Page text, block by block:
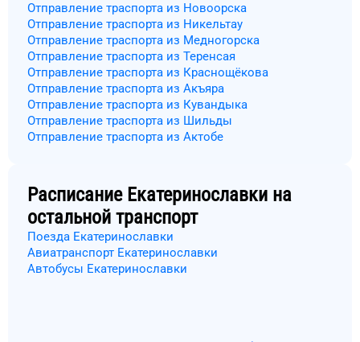
Отправление траспорта из Новоорска
Отправление траспорта из Никельтау
Отправление траспорта из Медногорска
Отправление траспорта из Теренсая
Отправление траспорта из Краснощёкова
Отправление траспорта из Акъяра
Отправление траспорта из Кувандыка
Отправление траспорта из Шильды
Отправление траспорта из Актобе
Расписание Екатеринославки на
остальной транспорт
Поезда Екатеринославки
Авиатранспорт Екатеринославки
Автобусы Екатеринославки